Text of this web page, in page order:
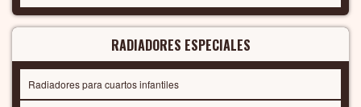
RADIADORES ESPECIALES
Radiadores para cuartos infantiles